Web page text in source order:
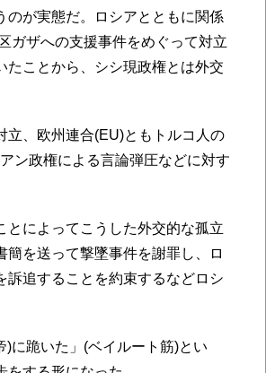
のが実態だ。ロシアとともに関係
ガザへの支援事件をめぐって対立
たことから、シシ現政権とは外交
、欧州連合(EU)ともトルコ人の
ン政権による言論弾圧などに対す
によってこうした外交的な孤立
を送って撃墜事件を謝罪し、ロ
訴追することを約束するなどロシ
に跪いた」(ベイルート筋)とい